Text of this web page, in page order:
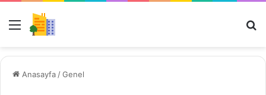
Menü
Anasayfa /Genel